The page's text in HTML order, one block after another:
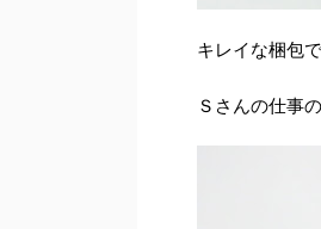
キレイな梱包で
Ｓさんの仕事